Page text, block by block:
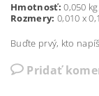
Hmotnosť: 0,050 kg.
Rozmery: 0,010 x
Buďte prvý, kto
Pridať